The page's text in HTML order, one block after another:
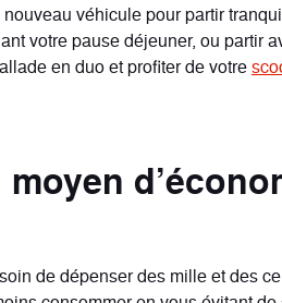
véhicule pour partir
votre pause déjeuner, ou partir
en duo et profiter de votre
de dépenser des mille et des